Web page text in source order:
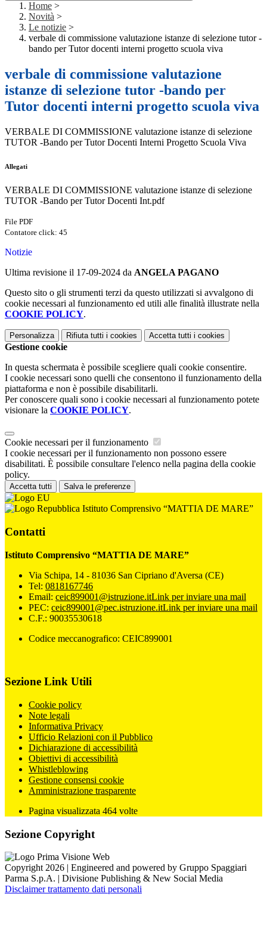
Home >
Novità >
Le notizie >
verbale di commissione valutazione istanze di selezione tutor -
bando per Tutor docenti interni progetto scuola viva
verbale di commissione valutazione
istanze di selezione tutor -bando per
Tutor docenti interni progetto scuola viva
VERBALE DI COMMISSIONE valutazione istanze di selezione
TUTOR -Bando per Tutor Docenti Interni Progetto Scuola Viva
Allegati
VERBALE DI COMMISSIONE valutazione istanze di selezione
TUTOR -Bando per Tutor Docenti Int.pdf
File PDF
Contatore click: 45
Notizie
Ultima revisione il 17-09-2024 da ANGELA PAGANO
Questo sito o gli strumenti terzi da questo utilizzati si avvalgono di
cookie necessari al funzionamento ed utili alle finalità illustrate nella
COOKIE POLICY.
Personalizza Rifiuta tutti i cookies Accetta tutti i cookies
Gestione cookie
In questa schermata è possibile scegliere quali cookie consentire.
I cookie necessari sono quelli che consentono il funzionamento della
piattaforma e non è possibile disabilitarli.
Per conoscere quali sono i cookie necessari al funzionamento potete
visionare la COOKIE POLICY.
Cookie necessari per il funzionamento
I cookie necessari per il funzionamento non possono essere
disabilitati. È possibile consultare l'elenco nella pagina della cookie
policy.
Accetta tutti Salva le preferenze
Istituto Comprensivo “MATTIA DE MARE”
Contatti
Istituto Comprensivo “MATTIA DE MARE”
Via Schipa, 14 - 81036 San Cipriano d'Aversa (CE)
Tel: 0818167746
Email: ceic899001@istruzione.itLink per inviare una mail
PEC: ceic899001@pec.istruzione.itLink per inviare una mail
C.F.: 90035530618
Codice meccanografico: CEIC899001
Sezione Link Utili
Cookie policy
Note legali
Informativa Privacy
Ufficio Relazioni con il Pubblico
Dichiarazione di accessibilità
Obiettivi di accessibilità
Whistleblowing
Gestione consensi cookie
Amministrazione trasparente
Pagina visualizzata 464 volte
Sezione Copyright
Copyright 2026 | Engineered and powered by Gruppo Spaggiari
Parma S.p.A. | Divisione Publishing & New Social Media
Disclaimer trattamento dati personali